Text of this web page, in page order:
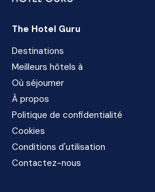
The Hotel Guru
Destinations
Meilleurs hôtels à
Où séjourner
À propos
Politique de confidentialité
Cookies
Conditions d'utilisation
Contactez-nous